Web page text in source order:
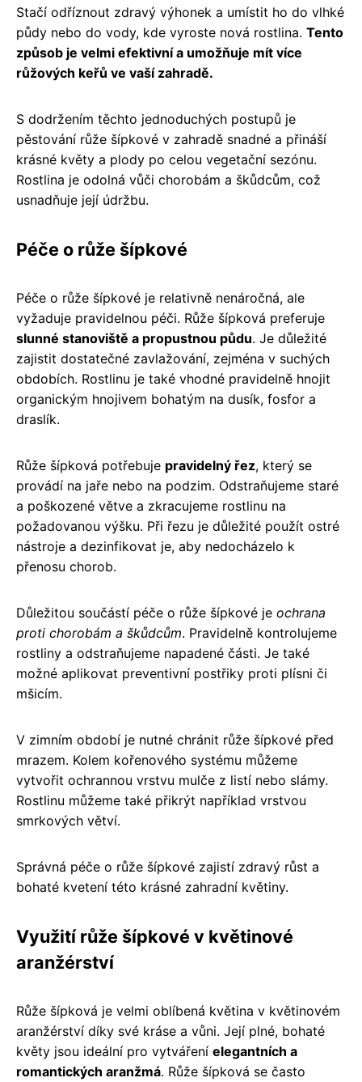
Stačí odříznout zdravý výhonek a umístit ho do vlhké
půdy nebo do vody, kde vyroste nová rostlina. Tento
způsob je velmi efektivní a umožňuje mít více
růžových keřů ve vaší zahradě.
S dodržením těchto jednoduchých postupů je
pěstování růže šípkové v zahradě snadné a přináší
krásné květy a plody po celou vegetační sezónu.
Rostlina je odolná vůči chorobám a škůdcům, což
usnadňuje její údržbu.
Péče o růže šípkové
Péče o růže šípkové je relativně nenáročná, ale
vyžaduje pravidelnou péči. Růže šípková preferuje
slunné stanoviště a propustnou půdu. Je důležité
zajistit dostatečné zavlažování, zejména v suchých
obdobích. Rostlinu je také vhodné pravidelně hnojit
organickým hnojivem bohatým na dusík, fosfor a
draslík.
Růže šípková potřebuje pravidelný řez, který se
provádí na jaře nebo na podzim. Odstraňujeme staré
a poškozené větve a zkracujeme rostlinu na
požadovanou výšku. Při řezu je důležité použít ostré
nástroje a dezinfikovat je, aby nedocházelo k
přenosu chorob.
Důležitou součástí péče o růže šípkové je ochrana
proti chorobám a škůdcům. Pravidelně kontrolujeme
rostliny a odstraňujeme napadené části. Je také
možné aplikovat preventivní postřiky proti plísni či
mšicím.
V zimním období je nutné chránit růže šípkové před
mrazem. Kolem kořenového systému můžeme
vytvořit ochrannou vrstvu mulče z listí nebo slámy.
Rostlinu můžeme také přikrýt například vrstvou
smrkových větví.
Správná péče o růže šípkové zajistí zdravý růst a
bohaté kvetení této krásné zahradní květiny.
Využití růže šípkové v květinové
aranžérství
Růže šípková je velmi oblíbená květina v květinovém
aranžérství díky své kráse a vůni. Její plné, bohaté
květy jsou ideální pro vytváření elegantních a
romantických aranžmá. Růže šípková se často